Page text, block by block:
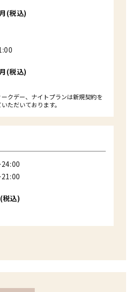
(税込)
(税込)
クデー、ナイトプランは新規契約を
ただいております。
税込)